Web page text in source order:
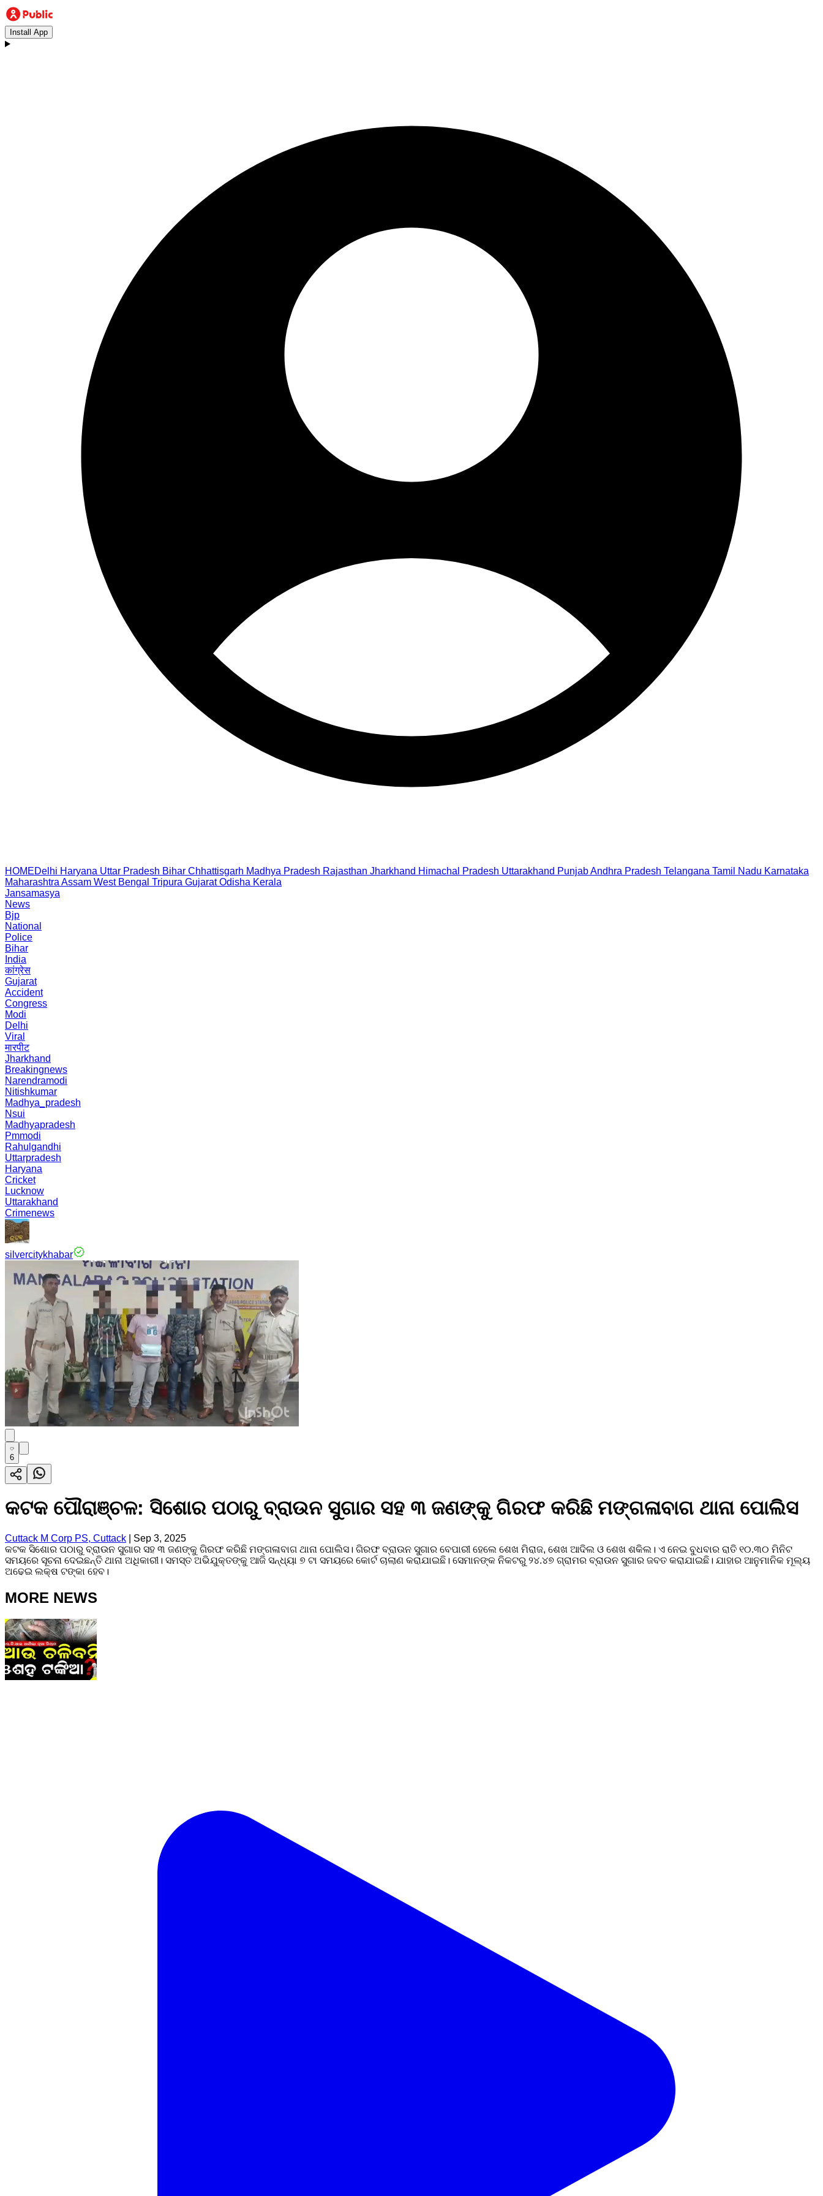
Install App
HOMEDelhi Haryana Uttar Pradesh Bihar Chhattisgarh Madhya Pradesh Rajasthan Jharkhand Himachal Pradesh Uttarakhand PunjabAndhra Pradesh Telangana Tamil Nadu Karnataka
Maharashtra Assam West Bengal Tripura Gujarat Odisha Kerala
Jansamasya
News
Bjp
National
Police
Bihar
India
कांग्रेस
Gujarat
Accident
Congress
Modi
Delhi
Viral
मारपीट
Jharkhand
Breakingnews
Narendramodi
Nitishkumar
Madhya_pradesh
Nsui
Madhyapradesh
Pmmodi
Rahulgandhi
Uttarpradesh
Haryana
Cricket
Lucknow
Uttarakhand
Crimenews
silvercitykhabar
6
କଟକ ପୌରାଞ୍ଚଳ: ସିଶୋର ପଠାରୁ ବ୍ରାଉନ ସୁଗାର ସହ ୩ ଜଣଙ୍କୁ ଗିରଫ କରିଛି ମଙ୍ଗଳାବାଗ ଥାନା ପୋଲିସ
Cuttack M Corp PS, Cuttack
Sep 3, 2025
କଟକ ସିଶୋର ପଠାରୁ ବ୍ରାଉନ ସୁଗାର ସହ ୩ ଜଣଙ୍କୁ ଗିରଫ କରିଛି ମଙ୍ଗଳାବାଗ ଥାନା ପୋଲିସ। ଗିରଫ ବ୍ରାଉନ ସୁଗାର ବେପାରୀ ହେଲେ ଶେଖ ମିରାଜ, ଶେଖ ଆଦିଲ ଓ ଶେଖ ଶକିଲ। ଏ ନେଇ ବୁଧବାର ରାତି ୧୦.୩୦ ମିନିଟ
ସମୟରେ ସୂଚନା ଦେଇଛନ୍ତି ଥାନା ଅଧିକାରୀ। ସମସ୍ତ ଅଭିଯୁକ୍ତଙ୍କୁ ଆଜି ସନ୍ଧ୍ୟା ୭ ଟା ସମୟରେ କୋର୍ଟ ଚାଲାଣ କରାଯାଇଛି। ସେମାନଙ୍କ ନିକଟରୁ ୨୪.୪୭ ଗ୍ରାମର ବ୍ରାଉନ ସୁଗାର ଜବତ କରାଯାଇଛି। ଯାହାର ଆନୁମାନିକ ମୂଲ୍ୟ
ଅଢେଇ ଲକ୍ଷ ଟଙ୍କା ହେବ।
MORE NEWS